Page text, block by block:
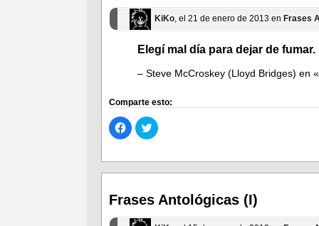
nueva)nueva)
KiKo , el 21 de enero de 2013 en Frases
Elegí mal día para dejar de fumar.
– Steve McCroskey (Lloyd Bridges) en «
Comparte esto:
Haz
clic
para
en
(Se
una
nueva)
Haz
clic
en
(Se
en
una
nueva)
Frases Antológicas (I)